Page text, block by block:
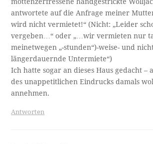
antwortete auf die Anfrage meiner
wird nicht vermietet!“ (Nicht: „Leider
vergeben…“ oder „…wir vermieten nur
meinetwegen „-stunden“)-weise- und
längerdauernde Untermiete“)
Ich hatte sogar an dieses Haus gedacht –
des unappetitlichen Eindrucks damals
annehmen.
Antworten